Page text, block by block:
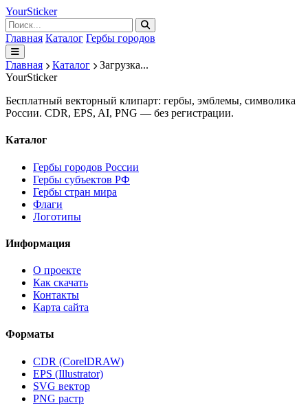
YourSticker
Главная Каталог Гербы городов
Главная Каталог
Загрузка...
YourSticker
Бесплатный векторный клипарт: гербы, эмблемы, символика
России. CDR, EPS, AI, PNG — без регистрации.
Каталог
Гербы городов России
Гербы субъектов РФ
Гербы стран мира
Флаги
Логотипы
Информация
О проекте
Как скачать
Контакты
Карта сайта
Форматы
CDR (CorelDRAW)
EPS (Illustrator)
SVG вектор
PNG растр